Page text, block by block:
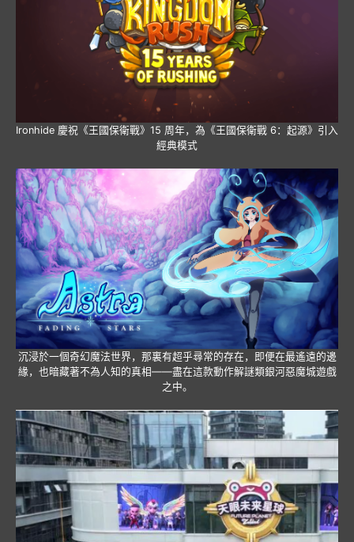
Ironhide 慶祝《王國保衛戰》15 周年，為《王國保衛戰 6：起源》引入
經典模式
沉浸於一個奇幻魔法世界，那裏有超乎尋常的存在，即便在最遙遠的邊
緣，也暗藏著不為人知的真相——盡在這款動作解謎類銀河惡魔城遊戲
之中。